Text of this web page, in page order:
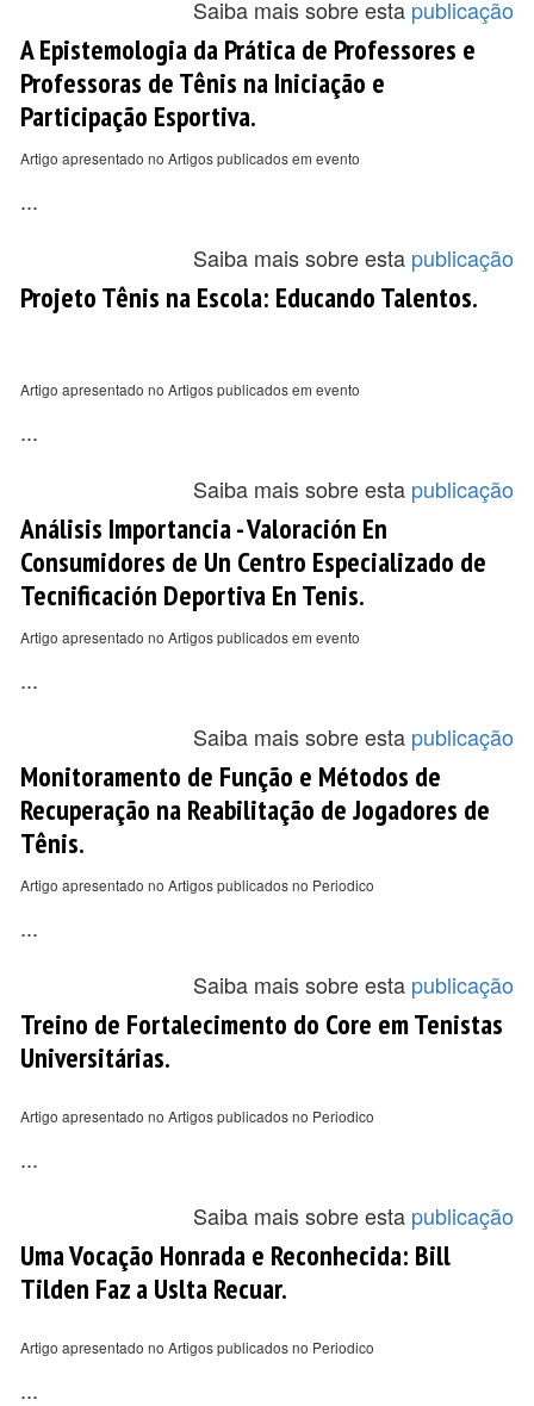
Saiba mais sobre esta publicação
A Epistemologia da Prática de Professores e
Professoras de Tênis na Iniciação e
Participação Esportiva.
Artigo apresentado no Artigos publicados em evento
...
Saiba mais sobre esta publicação
Projeto Tênis na Escola: Educando Talentos.
Artigo apresentado no Artigos publicados em evento
...
Saiba mais sobre esta publicação
Análisis Importancia - Valoración En
Consumidores de Un Centro Especializado de
Tecnificación Deportiva En Tenis.
Artigo apresentado no Artigos publicados em evento
...
Saiba mais sobre esta publicação
Monitoramento de Função e Métodos de
Recuperação na Reabilitação de Jogadores de
Tênis.
Artigo apresentado no Artigos publicados no Periodico
...
Saiba mais sobre esta publicação
Treino de Fortalecimento do Core em Tenistas
Universitárias.
Artigo apresentado no Artigos publicados no Periodico
...
Saiba mais sobre esta publicação
Uma Vocação Honrada e Reconhecida: Bill
Tilden Faz a Uslta Recuar.
Artigo apresentado no Artigos publicados no Periodico
...